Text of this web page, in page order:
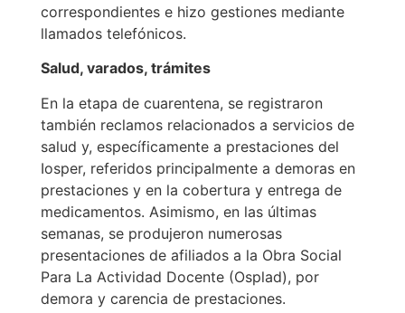
correspondientes e hizo gestiones mediante
llamados telefónicos.
Salud, varados, trámites
En la etapa de cuarentena, se registraron
también reclamos relacionados a servicios de
salud y, específicamente a prestaciones del
Iosper, referidos principalmente a demoras en
prestaciones y en la cobertura y entrega de
medicamentos. Asimismo, en las últimas
semanas, se produjeron numerosas
presentaciones de afiliados a la Obra Social
Para La Actividad Docente (Osplad), por
demora y carencia de prestaciones.